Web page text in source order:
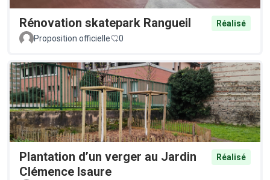
Rénovation skatepark Rangueil
Réalisé
Proposition officielle
0
Plantation d’un verger au Jardin
Clémence Isaure
Réalisé